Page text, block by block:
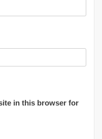
in this browser for